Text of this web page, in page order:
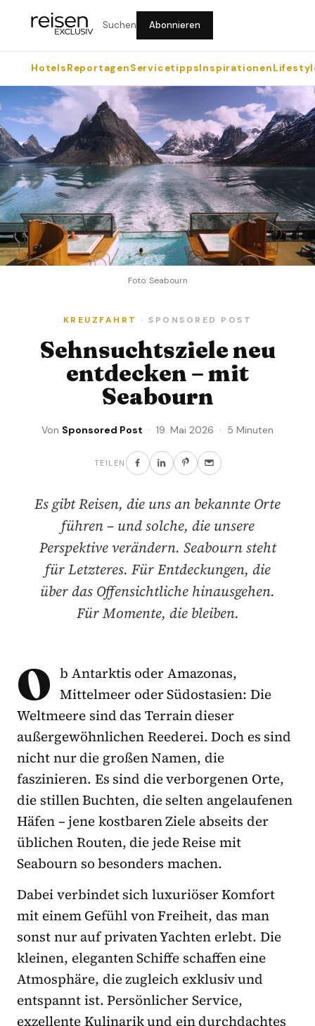
Suchen Abonnieren
HotelsReportagenServicetippsInspirationen
Foto: Seabourn
KREUZFAHRT · SPONSORED POST
Sehnsuchtsziele neu
entdecken – mit
Seabourn
Von Sponsored Post · 19. Mai 2026 · 5 Minuten
TEILEN
Es gibt Reisen, die uns an bekannte Orte
führen – und solche, die unsere
Perspektive verändern. Seabourn steht
für Letzteres. Für Entdeckungen, die
über das Offensichtliche hinausgehen.
Für Momente, die bleiben.
O b Antarktis oder Amazonas,
Mittelmeer oder Südostasien: Die
Weltmeere sind das Terrain dieser
außergewöhnlichen Reederei. Doch es sind
nicht nur die großen Namen, die
faszinieren. Es sind die verborgenen Orte,
die stillen Buchten, die selten angelaufenen
Häfen – jene kostbaren Ziele abseits der
üblichen Routen, die jede Reise mit
Seabourn so besonders machen.
Dabei verbindet sich luxuriöser Komfort
mit einem Gefühl von Freiheit, das man
sonst nur auf privaten Yachten erlebt. Die
kleinen, eleganten Schiffe schaffen eine
Atmosphäre, die zugleich exklusiv und
entspannt ist. Persönlicher Service,
exzellente Kulinarik und ein durchdachtes